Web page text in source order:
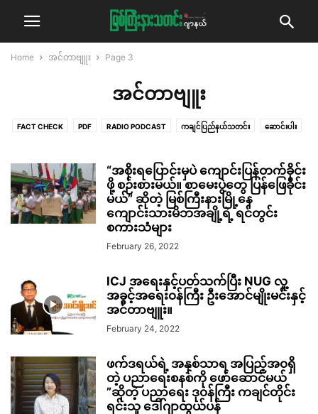
Home အင်တာဗျူး Page 3
အင်တာဗျူး
FACT CHECK PDF RADIO PODCAST ကချင်ပြည်နယ်သတင်း ဆောင်းပါး
လွှတ်တော် ကဏ္ဍ သတင်း သဘာဝပတ်ဝန်းကျင် သမိုင်းထဲကကချင်ပြည်နယ်
အင်တာဗျူး အနုပညာ အယ်ဒီတာ့အာဘော် အလုပ်အကိုင်အခွင့်အလမ်း
“အစိုးရပြောင်းမှပဲ ကျောင်းပြန်တက်ခိုင်း
ဖို့ စဉ်းစားမယ်။ စာမေးပွဲတွေ ပြန်ဖြေခိုင်း
မယ်” ဆိုတဲ့ မြစ်ကြီးနားမြို့နေ
ကျောင်းသားမိဘအချို့ရဲ့ ရင်တွင်း
စကားသံများ
February 26, 2022
ICJ အရေးနှင့်ပတ်သက်ပြီး NUG လူ့
အခွင့်အရေး၀န်ကြီး ဦးအောင်မျိုးမင်းနှင့်
အင်တာဗျူး။
February 24, 2022
ဖက်ဒရယ်ရဲ့ အနှစ်သာရ အပြည့်အ၀ရှိ
တဲ့ ပညာရေးစနစ်ကို ဖော်ဆောင်မယ်
”ဆိုတဲ့ ပညာရေး ဒု၀န်ကြီး ကချင်တိုင်း
ရင်းသူ ဒေါ်ဂျာထွယ်ပန်